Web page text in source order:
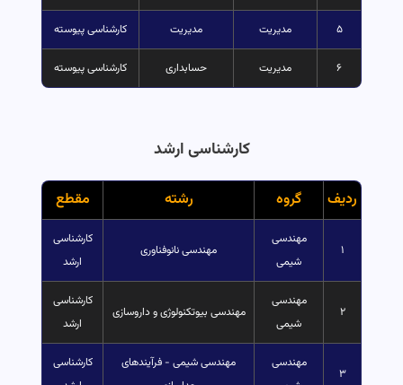
۵ مدیریت مدیریت کارشناسی پیوسته
۶ مدیریت حسابداری کارشناسی پیوسته
کارشناسی ارشد
ردیف گروه رشته مقطع
۱
مهندسی
شیمی
مهندسی نانوفناوری
کارشناسی
ارشد
۲
مهندسی
شیمی
مهندسی بیوتکنولوژی و داروسازی
کارشناسی
ارشد
۳
مهندسی
مهندسی شیمی - فرآیندهای
کارشناسی